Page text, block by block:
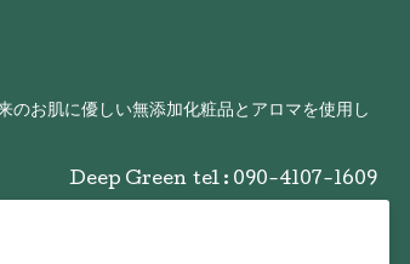
お肌に優しい無添加化粧品とアロマを使用し
Deep Green tel : 090-4107-1609